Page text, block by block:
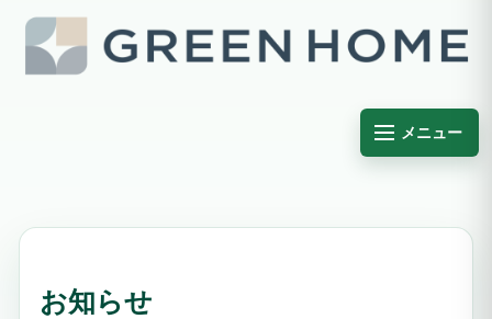
メニュー
お知らせ